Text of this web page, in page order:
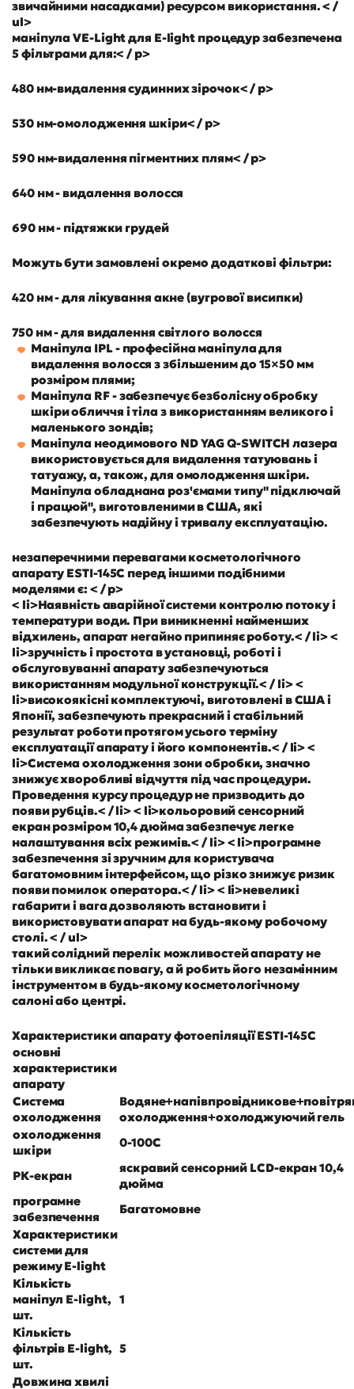
звичайними насадками) ресурсом використання. < /
ul>
маніпула VE-Light для E-light процедур забезпечена
5 фільтрами для:< / p>
480 нм-видалення судинних зірочок< / p>
530 нм-омолодження шкіри< / p>
590 нм-видалення пігментних плям< / p>
640 нм - видалення волосся
690 нм - підтяжки грудей
Можуть бути замовлені окремо додаткові фільтри:
420 нм - для лікування акне (вугрової висипки)
750 нм - для видалення світлого волосся
Маніпула IPL - професійна маніпула для
видалення волосся з збільшеним до 15×50 мм
розміром плями;
Маніпула RF - забезпечує безболісну обробку
шкіри обличчя і тіла з використанням великого і
маленького зондів;
Маніпула неодимового ND YAG Q-SWITCH лазера
використовується для видалення татуювань і
татуажу, а, також, для омолодження шкіри.
Маніпула обладнана роз'ємами типу" підключай
і працюй", виготовленими в США, які
забезпечують надійну і тривалу експлуатацію.
незаперечними перевагами косметологічного
апарату ESTI-145C перед іншими подібними
моделями є: < / p>
< li>Наявність аварійної системи контролю потоку і
температури води. При виникненні найменших
відхилень, апарат негайно припиняє роботу.< / li> <
li>зручність і простота в установці, роботі і
обслуговуванні апарату забезпечуються
використанням модульної конструкції.< / li> <
li>високоякісні комплектуючі, виготовлені в США і
Японії, забезпечують прекрасний і стабільний
результат роботи протягом усього терміну
експлуатації апарату і його компонентів.< / li> <
li>Система охолодження зони обробки, значно
знижує хворобливі відчуття під час процедури.
Проведення курсу процедур не призводить до
появи рубців.< / li> < li>кольоровий сенсорний
екран розміром 10,4 дюйма забезпечує легке
налаштування всіх режимів.< / li> < li>програмне
забезпечення зі зручним для користувача
багатомовним інтерфейсом, що різко знижує ризик
появи помилок оператора.< / li> < li>невеликі
габарити і вага дозволяють встановити і
використовувати апарат на будь-якому робочому
столі. < / ul>
такий солідний перелік можливостей апарату не
тільки викликає повагу, а й робить його незамінним
інструментом в будь-якому косметологічному
салоні або центрі.
Характеристики апарату фотоепіляції ESTI-145C
основні
характеристики
апарату
Система
охолодження
охолодження+охолоджуючий гель
охолодження
шкіри
0-100C
РК-екран
яскравий сенсорний LCD-екран 10,4
дюйма
програмне
забезпечення
Багатомовне
Характеристики
системи для
режиму E-light
Кількість
маніпул E-light,
шт.
1
Кількість
фільтрів E-light,
шт.
5
Довжина хвилі